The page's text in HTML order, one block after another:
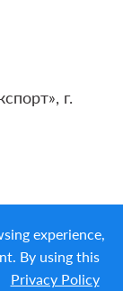
г.
All Rights
experience,
By using this
Privacy Policy